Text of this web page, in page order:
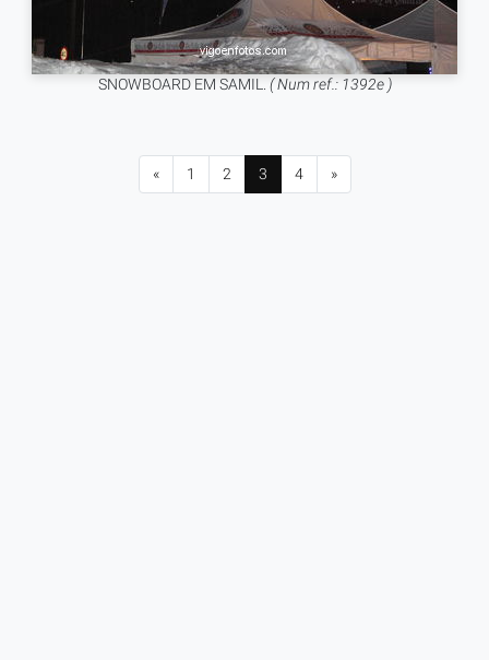
SNOWBOARD EM SAMIL. ( Num ref.: 1392e )
« 1 2 3 4 »